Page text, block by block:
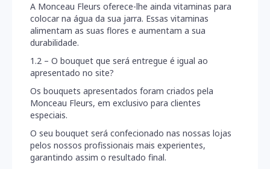
PLANTAS
COLECÇÃO
SAUDADE
CASAMENTO
NATAL
ACESSÓRIOS
A Monceau Fleurs oferece-lhe ainda vitaminas para
colocar na água da sua jarra. Essas vitaminas
alimentam as suas flores e aumentam a sua
durabilidade.
1.2 – O bouquet que será entregue é igual ao
apresentado no site?
Os bouquets apresentados foram criados pela
Monceau Fleurs, em exclusivo para clientes
especiais.
O seu bouquet será confecionado nas nossas lojas
pelos nossos profissionais mais experientes,
garantindo assim o resultado final.